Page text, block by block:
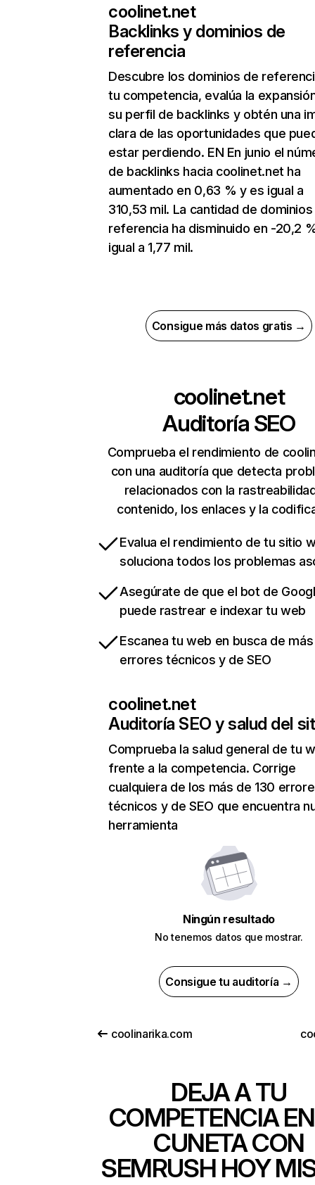
coolinet.net
Backlinks y dominios de
referencia
Descubre los dominios de
tu competencia, evalúa la
su perfil de backlinks y obtén una
clara de las oportunidades que
estar perdiendo. EN En junio el
de backlinks hacia coolinet.net ha
aumentado en 0,63 % y es igual a
310,53 mil. La cantidad de
referencia ha disminuido en -20,2
igual a 1,77 mil.
Consigue más datos gratis →
coolinet.net
Auditoría SEO
Comprueba el rendimiento de
con una auditoría que detecta
relacionados con la
contenido, los enlaces y la
Evalua el rendimiento de tu sitio
soluciona todos los problemas
Asegúrate de que el bot de
puede rastrear e indexar tu web
Escanea tu web en busca de
errores técnicos y de SEO
coolinet.net
Auditoría SEO y salud del
Comprueba la salud general de tu
frente a la competencia. Corrige
cualquiera de los más de 130
técnicos y de SEO que encuentra
herramienta
Ningún resultado
No tenemos datos que mostrar.
Consigue tu auditoría →
coolinarika.com
DEJA A TU
COMPETENCIA
CUNETA CON
SEMRUSH HOY